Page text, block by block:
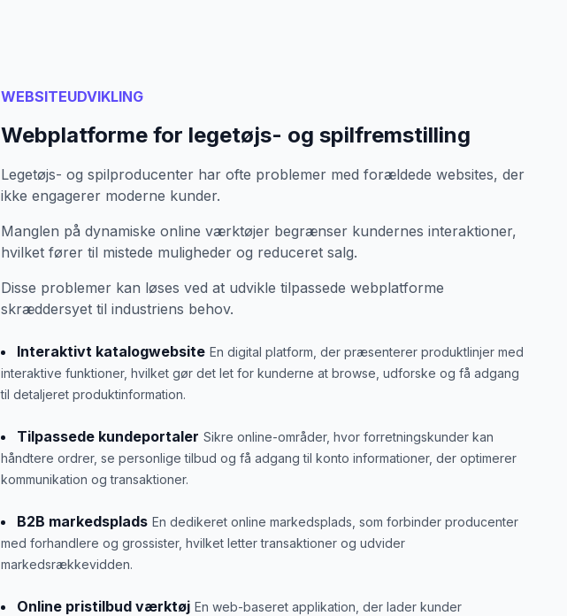
WEBSITEUDVIKLING
Webplatforme for legetøjs- og spilfremstilling
Legetøjs- og spilproducenter har ofte problemer med forældede websites, der
ikke engagerer moderne kunder.
Manglen på dynamiske online værktøjer begrænser kundernes interaktioner,
hvilket fører til mistede muligheder og reduceret salg.
Disse problemer kan løses ved at udvikle tilpassede webplatforme
skræddersyet til industriens behov.
Interaktivt katalogwebsite En digital platform, der præsenterer produktlinjer med
interaktive funktioner, hvilket gør det let for kunderne at browse, udforske og få adgang
til detaljeret produktinformation.
Tilpassede kundeportaler Sikre online-områder, hvor forretningskunder kan
håndtere ordrer, se personlige tilbud og få adgang til konto informationer, der optimerer
kommunikation og transaktioner.
B2B markedsplads En dedikeret online markedsplads, som forbinder producenter
med forhandlere og grossister, hvilket letter transaktioner og udvider
markedsrækkevidden.
Online pristilbud værktøj En web-baseret applikation, der lader kunder